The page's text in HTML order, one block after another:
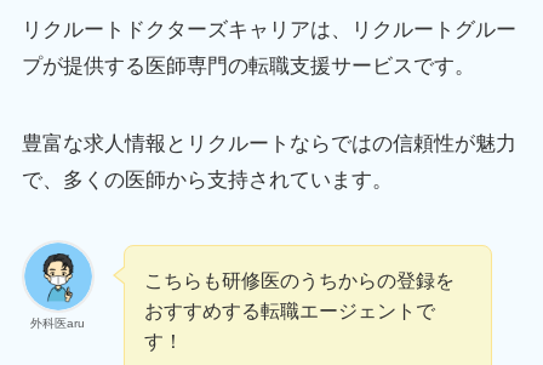
リクルートドクターズキャリアは、リクルートグルー
プが提供する医師専門の転職支援サービスです。
豊富な求人情報とリクルートならではの信頼性が魅力
で、多くの医師から支持されています。
外科医aru
こちらも研修医のうちからの登録を
おすすめする転職エージェントで
す！